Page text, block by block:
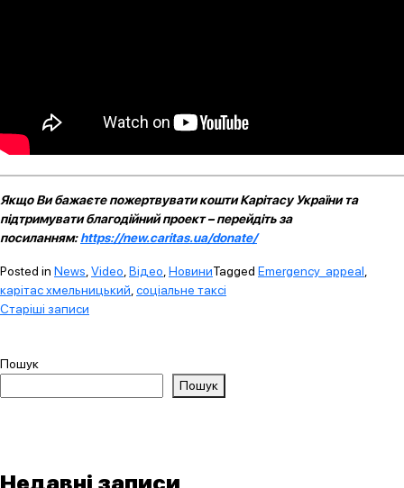
Якщо Ви бажаєте пожертвувати кошти Карітасу України та
підтримувати благодійний проект – перейдіть за
посиланням:https://new.caritas.ua/donate/
Posted in News Video Відео НовиниTagged Emergency_appeal
карітас хмельницький соціальне таксі
Навігація
записами
Старіші записи
Пошук
Пошук